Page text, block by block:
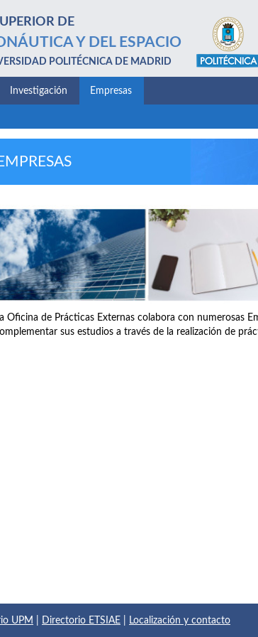
DE
Y DEL ESPACIO
POLITÉCNICA DE MADRID
Investigación Empresas
EMPRESAS
Oficina de Prácticas Externas colabora con numerosas
sus estudios a través de la realización de
UPM Directorio ETSIAE Localización y contacto